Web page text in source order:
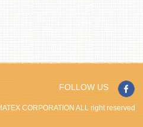
FOLLOW US
CORPORATION ALL right reserved